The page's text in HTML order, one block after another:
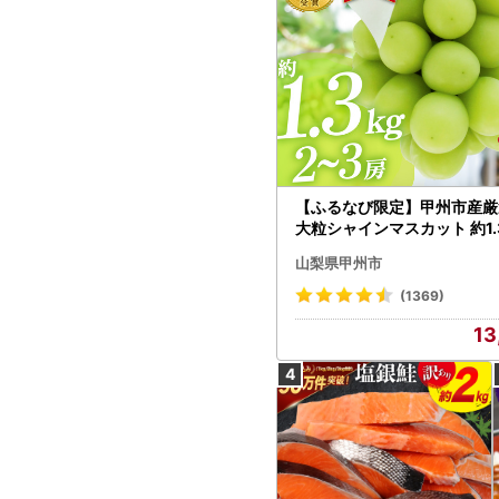
【ふるなび限定】甲州市産
大粒シャインマスカット 約
472 FN-Limited-VO シャイ
カット フルーツ
山梨県甲州市
(1369)